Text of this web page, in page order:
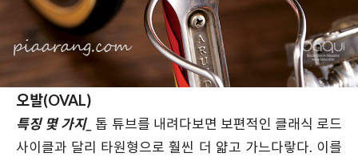
오발(OVAL)
특징 몇 가지_ 톱 튜브를 내려다보면 보편적인 클래식 로드
사이클과 달리 타원형으로 훨씬 더 얇고 가느다랗다. 이를